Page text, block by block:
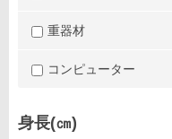
重器材
コンピューター
身長(㎝)